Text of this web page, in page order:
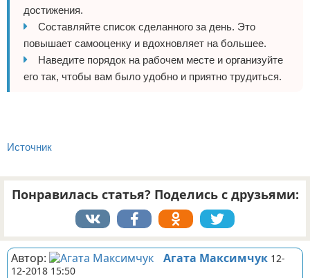
достижения.
Составляйте список сделанного за день. Это
повышает самооценку и вдохновляет на большее.
Наведите порядок на рабочем месте и организуйте
его так, чтобы вам было удобно и приятно трудиться.
Источник
Понравилась статья? Поделись с друзьями:
Автор: Агата Максимчук 12-
12-2018 15:50